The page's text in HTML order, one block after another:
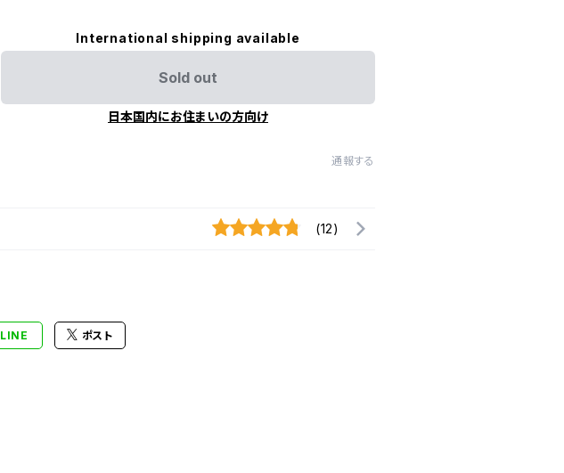
International shipping available
Sold out
日本国内にお住まいの方向け
通報する
(12)
LINE ポスト